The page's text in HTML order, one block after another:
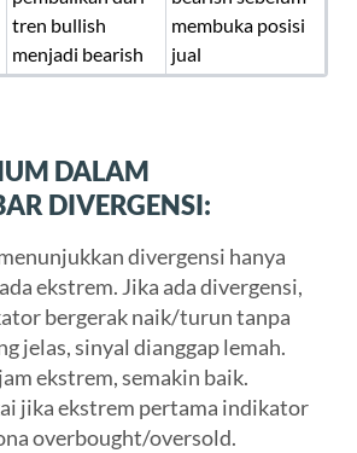
tren bullish
menjadi bearish
membuka posisi
jual
DALAM
DIVERGENSI:
divergensi hanya
ekstrem. Jika ada divergensi,
bergerak naik/turun tanpa
jelas, sinyal dianggap lemah.
ekstrem, semakin baik.
jika ekstrem pertama indikator
overbought/oversold.